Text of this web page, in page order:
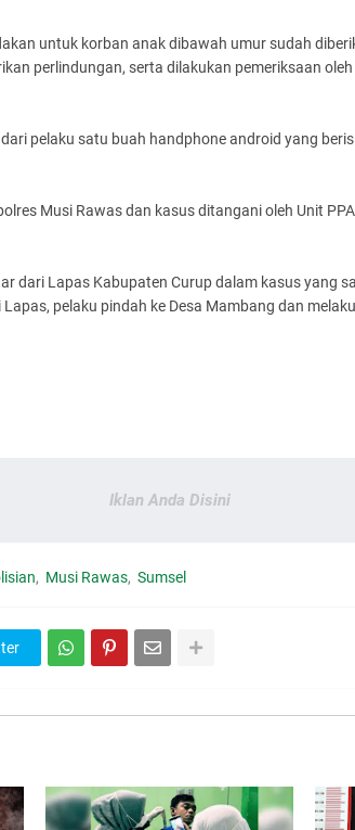
untuk korban anak dibawah umur sudah
perlindungan, serta dilakukan pemeriksaan
pelaku satu buah handphone android yang
Musi Rawas dan kasus ditangani oleh Unit
dari Lapas Kabupaten Curup dalam kasus yang
pelaku pindah ke Desa Mambang dan
Iklan Anda Disini
Musi Rawas Sumsel